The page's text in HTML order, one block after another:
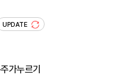
UPDATE
가누르기